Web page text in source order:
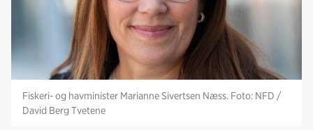
Fiskeri- og havminister Marianne Sivertsen Næss. Foto: NFD /
David Berg Tvetene